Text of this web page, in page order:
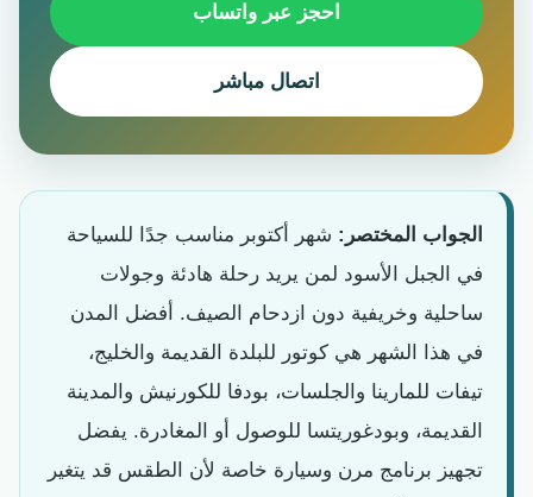
احجز عبر واتساب
اتصال مباشر
الجواب المختصر: شهر أكتوبر مناسب جدًا للسياحة
في الجبل الأسود لمن يريد رحلة هادئة وجولات
ساحلية وخريفية دون ازدحام الصيف. أفضل المدن
في هذا الشهر هي كوتور للبلدة القديمة والخليج،
تيفات للمارينا والجلسات، بودفا للكورنيش والمدينة
القديمة، وبودغوريتسا للوصول أو المغادرة. يفضل
تجهيز برنامج مرن وسيارة خاصة لأن الطقس قد يتغير